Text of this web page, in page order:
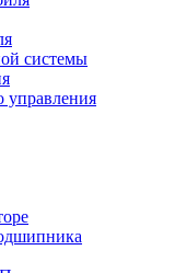
системы
управления